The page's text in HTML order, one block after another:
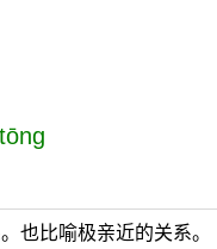
也比喻极亲近的关系。